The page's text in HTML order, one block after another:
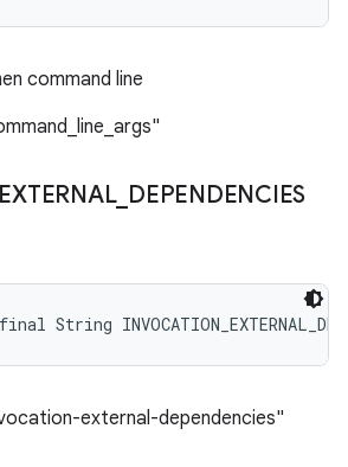
command line
EXTERNAL_ DEPENDENCIES
external-dependencies"